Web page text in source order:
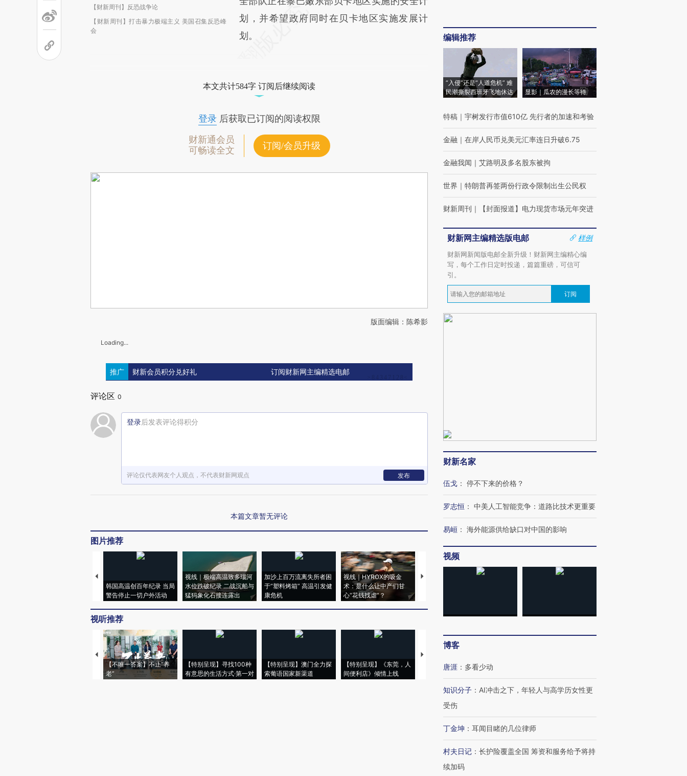
【财新周刊】反恐战争论
【财新周刊】打击暴力极端主义 美国召集反恐峰
会
划，并希望政府同时在贝卡地区实施发展计
划。
本文共计584字 订阅后继续阅读
登录后获取已订阅的阅读权限
财新通会员
可畅读全文
订阅/会员升级
版面编辑：陈希影
Loading...
推广 财新会员积分兑好礼 订阅财新网主编精选电邮
评论区 0
登录后发表评论得积分
评论仅代表网友个人观点，不代表财新网观点 发布
本篇文章暂无评论
图片推荐
韩国高温创百年纪录 当局
警告停止一切户外活动
视线｜极端高温致多瑙河
水位跌破纪录 二战沉船与
猛犸象化石接连露出
加沙上百万流离失所者困
于“塑料烤箱” 高温引发健
康危机
视线｜HYROX的吸金
术：是什么让中产们甘
心“花钱找虐”？
马航飞行员跨国走私7万
视线｜被称为“蟑螂”的印
视听推荐
【不唯一答案】不止“养
老”
【特别呈现】寻找100种
有意思的生活方式·第一对
【特别呈现】澳门全力探
索葡语国家新渠道
【特别呈现】《东莞，人
间便利店》倾情上线
【推广】走进第四届链博
会，让数智科技“链”接产
编辑推荐
“入侵”还是“人道危机” 难
民潮撕裂西班牙飞地休达
显影｜瓜农的漫长等待
特稿 ｜ 宇树发行市值610亿 先行者的加速和考验
金融 ｜ 在岸人民币兑美元汇率连日升破6.75
金融我闻 ｜ 艾路明及多名股东被拘
世界 ｜ 特朗普再签两份行政令限制出生公民权
财新周刊 ｜ 【封面报道】电力现货市场元年突进
财新网主编精选版电邮
样例
财新网新闻版电邮全新升级！财新网主编精心编
写，每个工作日定时投递，篇篇重磅，可信可
引。
订阅
财新名家
伍戈 ： 停不下来的价格？
罗志恒 ： 中美人工智能竞争：道路比技术更重要
易峘 ： 海外能源供给缺口对中国的影响
视频
博客
唐涯 ： 多看少动
知识分子 ： AI冲击之下，年轻人与高学历女性更
受伤
丁金坤 ： 耳闻目睹的几位律师
村夫日记 ： 长护险覆盖全国 筹资和服务给予将持
续加码